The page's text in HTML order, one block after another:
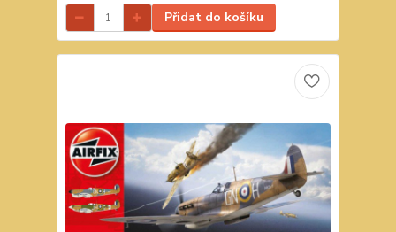
Přidat do košíku